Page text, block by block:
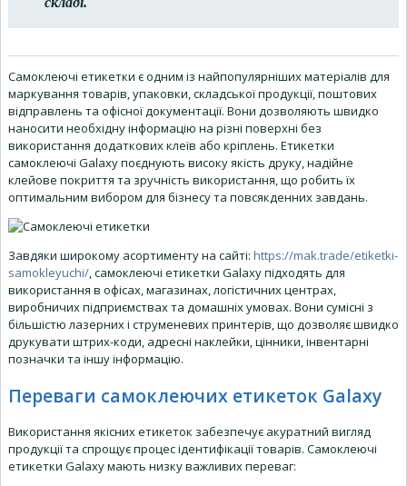
Самоклеючі етикетки є одним із найпопулярніших матеріалів для
маркування товарів, упаковки, складської продукції, поштових
відправлень та офісної документації. Вони дозволяють швидко
наносити необхідну інформацію на різні поверхні без
використання додаткових клеїв або кріплень. Етикетки
самоклеючі Galaxy поєднують високу якість друку, надійне
клейове покриття та зручність використання, що робить їх
оптимальним вибором для бізнесу та повсякденних завдань.
Завдяки широкому асортименту на сайті: https://mak.trade/etiketki-
samokleyuchi/, самоклеючі етикетки Galaxy підходять для
використання в офісах, магазинах, логістичних центрах,
виробничих підприємствах та домашніх умовах. Вони сумісні з
більшістю лазерних і струменевих принтерів, що дозволяє швидко
друкувати штрих-коди, адресні наклейки, цінники, інвентарні
позначки та іншу інформацію.
Переваги самоклеючих етикеток Galaxy
Використання якісних етикеток забезпечує акуратний вигляд
продукції та спрощує процес ідентифікації товарів. Самоклеючі
етикетки Galaxy мають низку важливих переваг: